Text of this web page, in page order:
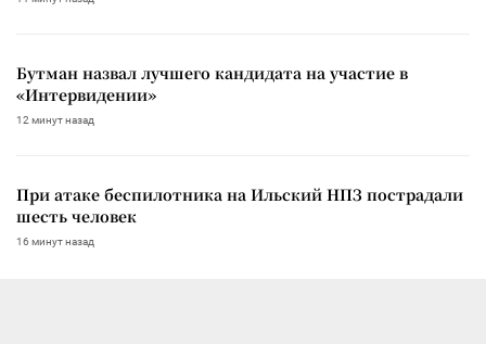
Бутман назвал лучшего кандидата на участие в
«Интервидении»
12 минут назад
При атаке беспилотника на Ильский НПЗ пострадали
шесть человек
16 минут назад